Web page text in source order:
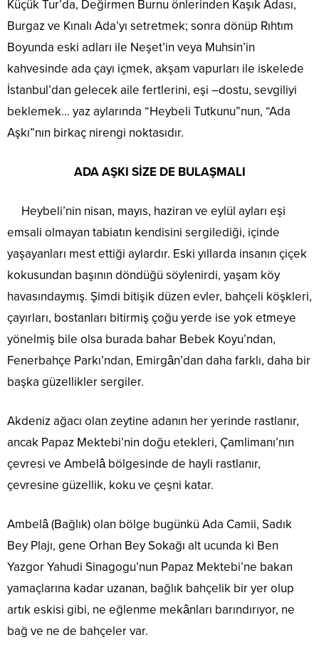
Küçük Tur’da, Değirmen Burnu önlerinden Kaşık Adası,
Burgaz ve Kınalı Ada’yı setretmek; sonra dönüp Rıhtım
Boyunda eski adları ile Neşet’in veya Muhsin’in
kahvesinde ada çayı içmek, akşam vapurları ile iskelede
İstanbul’dan gelecek aile fertlerini, eşi –dostu, sevgiliyi
beklemek… yaz aylarında “Heybeli Tutkunu”nun, “Ada
Aşkı”nın birkaç nirengi noktasıdır.
ADA AŞKI SİZE DE BULAŞMALI
Heybeli’nin nisan, mayıs, haziran ve eylül ayları eşi
emsali olmayan tabiatın kendisini sergilediği, içinde
yaşayanları mest ettiği aylardır. Eski yıllarda insanın çiçek
kokusundan başının döndüğü söylenirdi, yaşam köy
havasındaymış. Şimdi bitişik düzen evler, bahçeli köşkleri,
çayırları, bostanları bitirmiş çoğu yerde ise yok etmeye
yönelmiş bile olsa burada bahar Bebek Koyu’ndan,
Fenerbahçe Parkı’ndan, Emirgân’dan daha farklı, daha bir
başka güzellikler sergiler.
Akdeniz ağacı olan zeytine adanın her yerinde rastlanır,
ancak Papaz Mektebi’nin doğu etekleri, Çamlimanı’nın
çevresi ve Ambelâ bölgesinde de hayli rastlanır,
çevresine güzellik, koku ve çeşni katar.
Ambelâ (Bağlık) olan bölge bugünkü Ada Camii, Sadık
Bey Plajı, gene Orhan Bey Sokağı alt ucunda ki Ben
Yazgor Yahudi Sinagogu’nun Papaz Mektebi’ne bakan
yamaçlarına kadar uzanan, bağlık bahçelik bir yer olup
artık eskisi gibi, ne eğlenme mekânları barındırıyor, ne
bağ ve ne de bahçeler var.